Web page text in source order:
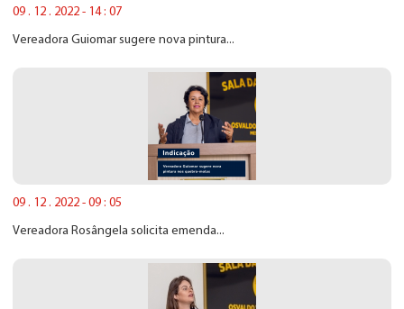
09 . 12 . 2022 - 14 : 07
Vereadora Guiomar sugere nova pintura...
09 . 12 . 2022 - 09 : 05
Vereadora Rosângela solicita emenda...